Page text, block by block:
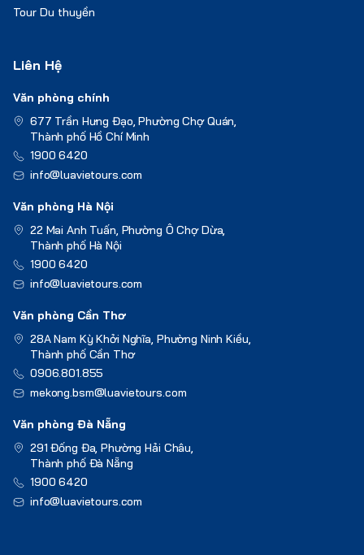
Tour Du thuyền
Liên Hệ
Văn phòng chính
677 Trần Hưng Đạo, Phường Chợ Quán,
Thành phố Hồ Chí Minh
1900 6420
info@luavietours.com
Văn phòng Hà Nội
22 Mai Anh Tuấn, Phường Ô Chợ Dừa,
Thành phố Hà Nội
1900 6420
info@luavietours.com
Văn phòng Cần Thơ
28A Nam Kỳ Khởi Nghĩa, Phường Ninh Kiều,
Thành phố Cần Thơ
0906.801.855
mekong.bsm@luavietours.com
Văn phòng Đà Nẵng
291 Đống Đa, Phường Hải Châu,
Thành phố Đà Nẵng
1900 6420
info@luavietours.com